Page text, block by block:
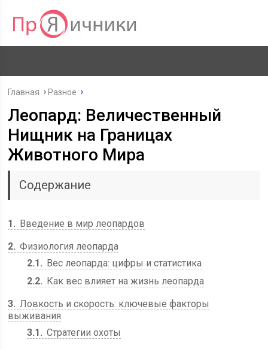
Главная Разное
Леопард: Величественный
Hищник на Границах
Животного Мира
Содержание
1
Введение в мир леопардов
2 Физиология леопарда
2.1
Вес леопарда: цифры и статистика
2.2
Как вес влияет на жизнь леопарда
3 Ловкость и скорость: ключевые факторы
выживания
3.1
Стратегии охоты